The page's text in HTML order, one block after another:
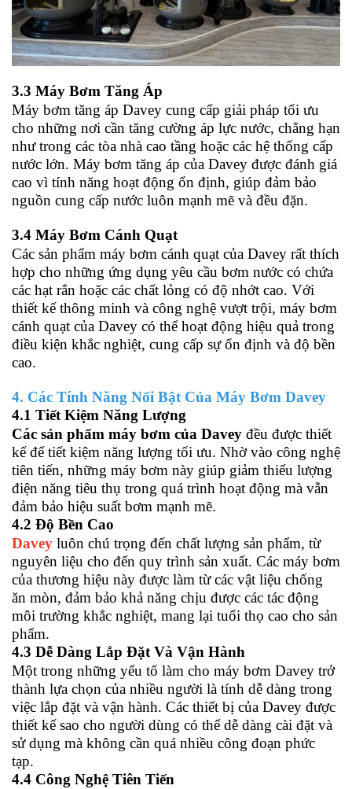
3.3 Máy Bơm Tăng Áp
Máy bơm tăng áp Davey cung cấp giải pháp tối ưu
cho những nơi cần tăng cường áp lực nước, chẳng hạn
như trong các tòa nhà cao tầng hoặc các hệ thống cấp
nước lớn. Máy bơm tăng áp của Davey được đánh giá
cao vì tính năng hoạt động ổn định, giúp đảm bảo
nguồn cung cấp nước luôn mạnh mẽ và đều đặn.
3.4 Máy Bơm Cánh Quạt
Các sản phẩm máy bơm cánh quạt của Davey rất thích
hợp cho những ứng dụng yêu cầu bơm nước có chứa
các hạt rắn hoặc các chất lỏng có độ nhớt cao. Với
thiết kế thông minh và công nghệ vượt trội, máy bơm
cánh quạt của Davey có thể hoạt động hiệu quả trong
điều kiện khắc nghiệt, cung cấp sự ổn định và độ bền
cao.
4. Các Tính Năng Nổi Bật Của Máy Bơm Davey
4.1 Tiết Kiệm Năng Lượng
Các sản phẩm máy bơm của Davey đều được thiết
kế để tiết kiệm năng lượng tối ưu. Nhờ vào công nghệ
tiên tiến, những máy bơm này giúp giảm thiểu lượng
điện năng tiêu thụ trong quá trình hoạt động mà vẫn
đảm bảo hiệu suất bơm mạnh mẽ.
4.2 Độ Bền Cao
Davey luôn chú trọng đến chất lượng sản phẩm, từ
nguyên liệu cho đến quy trình sản xuất. Các máy bơm
của thương hiệu này được làm từ các vật liệu chống
ăn mòn, đảm bảo khả năng chịu được các tác động
môi trường khắc nghiệt, mang lại tuổi thọ cao cho sản
phẩm.
4.3 Dễ Dàng Lắp Đặt Và Vận Hành
Một trong những yếu tố làm cho máy bơm Davey trở
thành lựa chọn của nhiều người là tính dễ dàng trong
việc lắp đặt và vận hành. Các thiết bị của Davey được
thiết kế sao cho người dùng có thể dễ dàng cài đặt và
sử dụng mà không cần quá nhiều công đoạn phức
tạp.
4.4 Công Nghệ Tiên Tiến